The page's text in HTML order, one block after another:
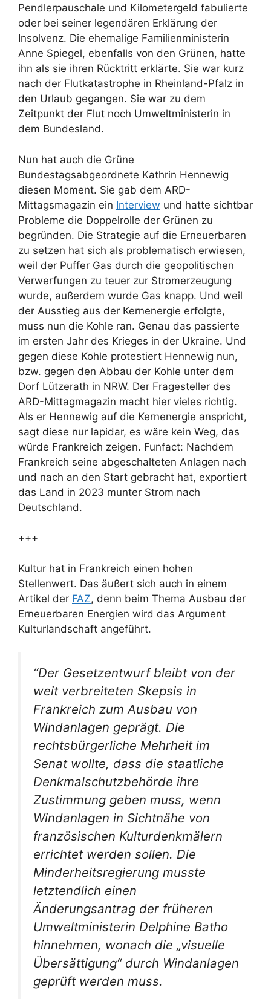
Pendlerpauschale und Kilometergeld fabulierte
oder bei seiner legendären Erklärung der
Insolvenz. Die ehemalige Familienministerin
Anne Spiegel, ebenfalls von den Grünen, hatte
ihn als sie ihren Rücktritt erklärte. Sie war kurz
nach der Flutkatastrophe in Rheinland-Pfalz in
den Urlaub gegangen. Sie war zu dem
Zeitpunkt der Flut noch Umweltministerin in
dem Bundesland.
Nun hat auch die Grüne
Bundestagsabgeordnete Kathrin Hennewig
diesen Moment. Sie gab dem ARD-
Mittagsmagazin ein Interview und hatte sichtbar
Probleme die Doppelrolle der Grünen zu
begründen. Die Strategie auf die Erneuerbaren
zu setzen hat sich als problematisch erwiesen,
weil der Puffer Gas durch die geopolitischen
Verwerfungen zu teuer zur Stromerzeugung
wurde, außerdem wurde Gas knapp. Und weil
der Ausstieg aus der Kernenergie erfolgte,
muss nun die Kohle ran. Genau das passierte
im ersten Jahr des Krieges in der Ukraine. Und
gegen diese Kohle protestiert Hennewig nun,
bzw. gegen den Abbau der Kohle unter dem
Dorf Lützerath in NRW. Der Fragesteller des
ARD-Mittagmagazin macht hier vieles richtig.
Als er Hennewig auf die Kernenergie anspricht,
sagt diese nur lapidar, es wäre kein Weg, das
würde Frankreich zeigen. Funfact: Nachdem
Frankreich seine abgeschalteten Anlagen nach
und nach an den Start gebracht hat, exportiert
das Land in 2023 munter Strom nach
Deutschland.
+++
Kultur hat in Frankreich einen hohen
Stellenwert. Das äußert sich auch in einem
Artikel der FAZ, denn beim Thema Ausbau der
Erneuerbaren Energien wird das Argument
Kulturlandschaft angeführt.
“Der Gesetzentwurf bleibt von der
weit verbreiteten Skepsis in
Frankreich zum Ausbau von
Windanlagen geprägt. Die
rechtsbürgerliche Mehrheit im
Senat wollte, dass die staatliche
Denkmalschutzbehörde ihre
Zustimmung geben muss, wenn
Windanlagen in Sichtnähe von
französischen Kulturdenkmälern
errichtet werden sollen. Die
Minderheitsregierung musste
letztendlich einen
Änderungsantrag der früheren
Umweltministerin Delphine Batho
hinnehmen, wonach die „visuelle
Übersättigung“ durch Windanlagen
geprüft werden muss.